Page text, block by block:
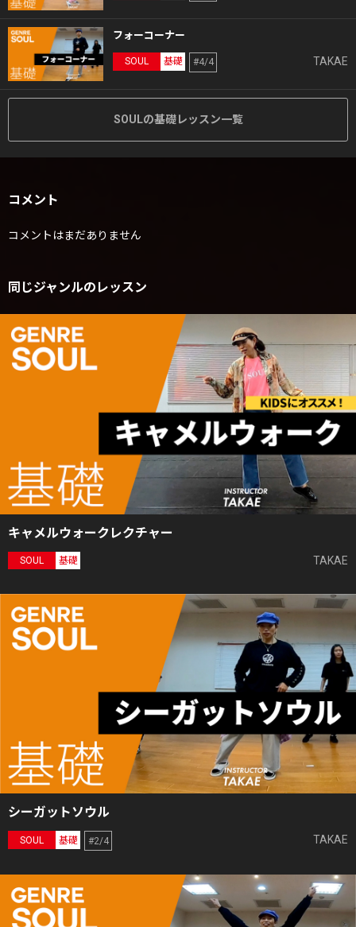
フォーコーナー
SOUL 基礎 #4/4 TAKAE
SOULの基礎レッスン一覧
コメント
コメントはまだありません
同じジャンルのレッスン
キャメルウォークレクチャー
SOUL 基礎 TAKAE
シーガットソウル
SOUL 基礎 #2/4 TAKAE